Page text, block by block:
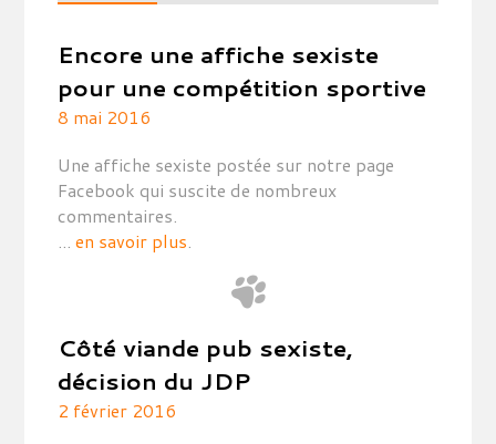
Encore une affiche sexiste
pour une compétition sportive
8 mai 2016
Une affiche sexiste postée sur notre page
Facebook qui suscite de nombreux
commentaires.
...en savoir plus.
Côté viande pub sexiste,
décision du JDP
2 février 2016